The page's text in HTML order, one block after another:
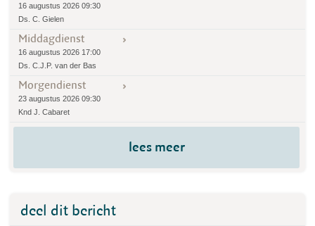
16 augustus 2026 09:30
Ds. C. Gielen
Middagdienst
16 augustus 2026 17:00
Ds. C.J.P. van der Bas
Morgendienst
23 augustus 2026 09:30
Knd J. Cabaret
lees meer
deel dit bericht